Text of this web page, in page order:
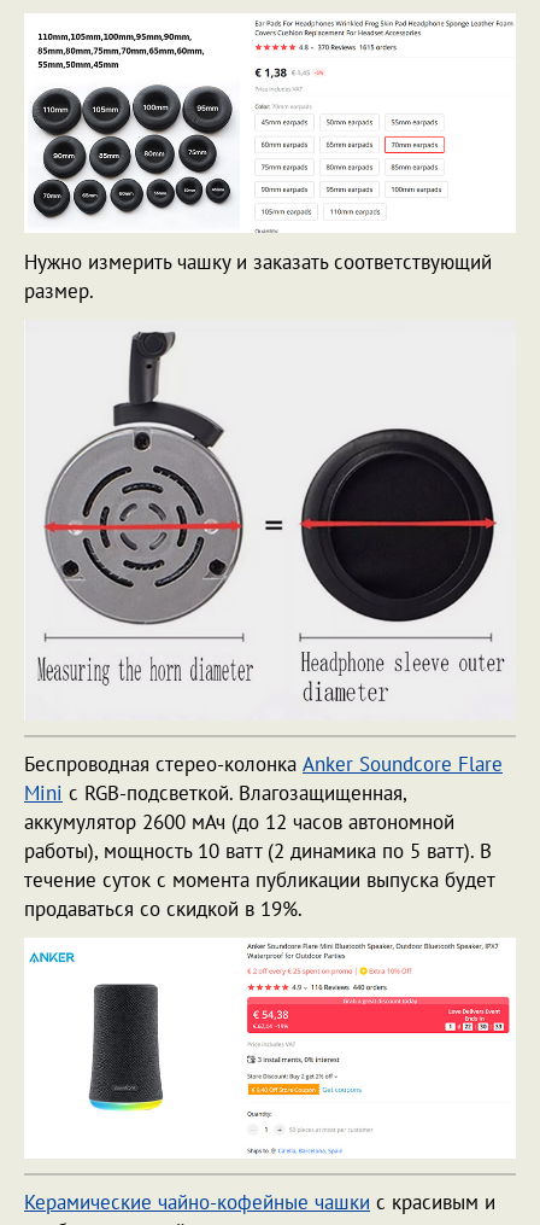
Нужно измерить чашку и заказать соответствующий
размер.
Беспроводная стерео-колонка Anker Soundcore Flare
Mini с RGB-подсветкой. Влагозащищенная,
аккумулятор 2600 мАч (до 12 часов автономной
работы), мощность 10 ватт (2 динамика по 5 ватт). В
течение суток с момента публикации выпуска будет
продаваться со скидкой в 19%.
Керамические чайно-кофейные чашки с красивым и